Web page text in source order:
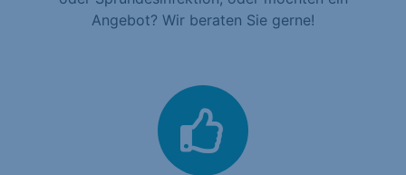
Angebot? Wir beraten Sie gerne!